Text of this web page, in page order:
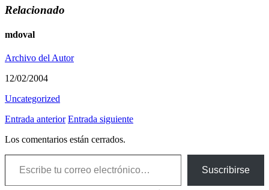
Relacionado
mdoval
Archivo del Autor
12/02/2004
Uncategorized
Entrada anterior Entrada siguiente
Los comentarios están cerrados.
Escribe tu correo electrónico…
Suscribirse